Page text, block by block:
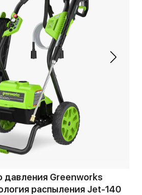
давления Greenworks
распыления Jet-140